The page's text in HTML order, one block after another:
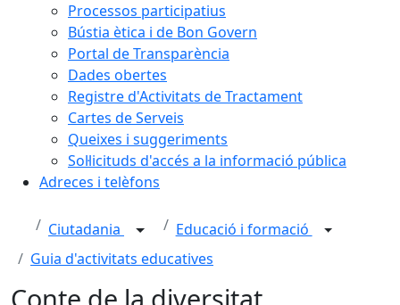
Processos participatius
Bústia ètica i de Bon Govern
Portal de Transparència
Dades obertes
Registre d'Activitats de Tractament
Cartes de Serveis
Queixes i suggeriments
Sol·licituds d'accés a la informació pública
Adreces i telèfons
Ciutadania
Educació i formació
Guia d'activitats educatives